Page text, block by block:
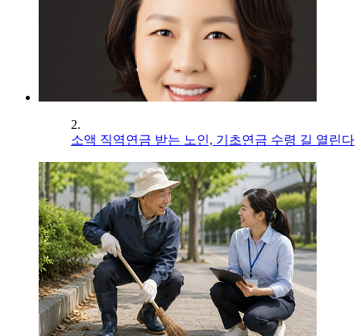
2.
소액 직역연금 받는 노인, 기초연금 수령 길 열린다